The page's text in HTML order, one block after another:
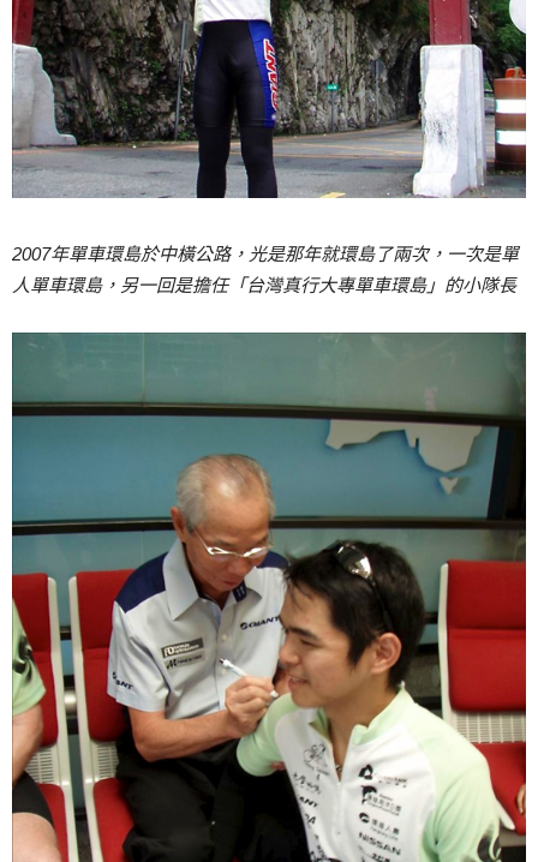
2007年單車環島於中橫公路，光是那年就環島了兩次，一次是單
人單車環島，另一回是擔任「台灣真行大專單車環島」的小隊長